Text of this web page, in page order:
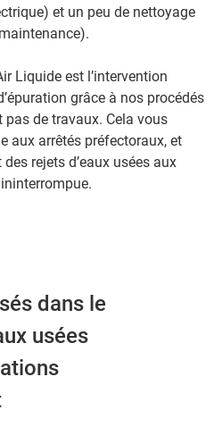
et un peu de nettoyage
Liquide est l’intervention
grâce à nos procédés
de travaux. Cela vous
aux arrêtés préfectoraux, et
rejets d’eaux usées aux
dans le
usées